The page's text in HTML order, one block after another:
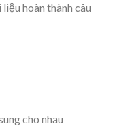
hoàn thành câu
cho nhau